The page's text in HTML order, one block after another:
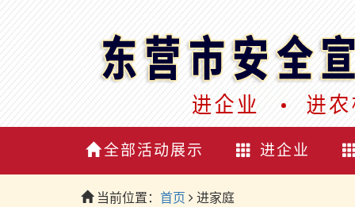
全部活动展示 进企业
当前位置： 首页 进家庭